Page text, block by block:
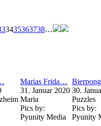
3435363738…
Marias Frida…
31. Januar 2020
Maria
Pics by:
Pyunity Media
30.
Puzzles
Pics by:
Pyunity